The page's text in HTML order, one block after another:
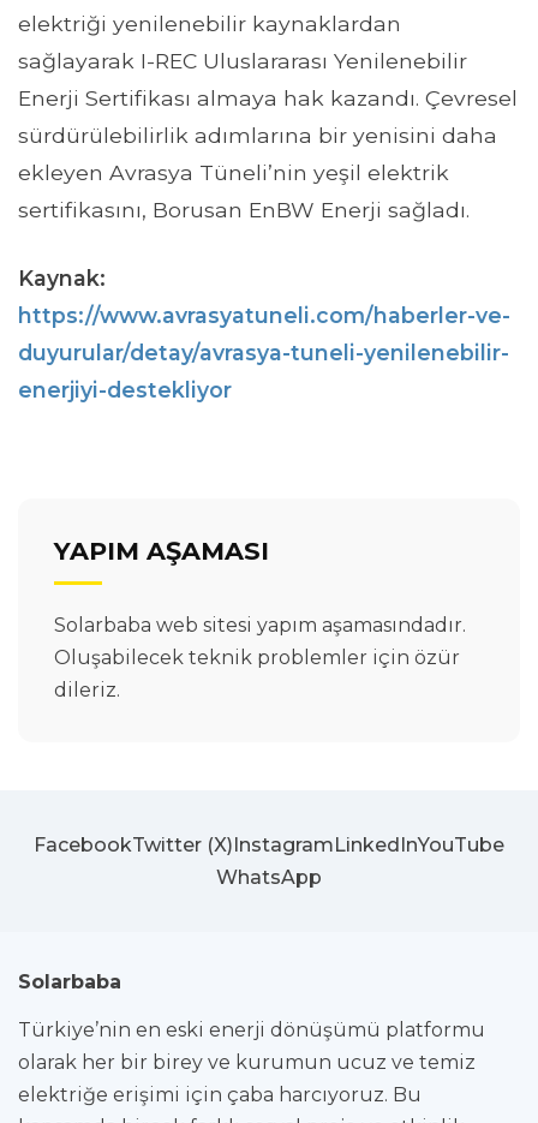
elektriği yenilenebilir kaynaklardan
sağlayarak I-REC Uluslararası Yenilenebilir
Enerji Sertifikası almaya hak kazandı. Çevresel
sürdürülebilirlik adımlarına bir yenisini daha
ekleyen Avrasya Tüneli’nin yeşil elektrik
sertifikasını, Borusan EnBW Enerji sağladı.
Kaynak:
https://www.avrasyatuneli.com/haberler-ve-
duyurular/detay/avrasya-tuneli-yenilenebilir-
enerjiyi-destekliyor
YAPIM AŞAMASI
Solarbaba web sitesi yapım aşamasındadır.
Oluşabilecek teknik problemler için özür
dileriz.
FacebookTwitter (X)InstagramLinkedInYouTube
WhatsApp
Solarbaba
Türkiye’nin en eski enerji dönüşümü platformu
olarak her bir birey ve kurumun ucuz ve temiz
elektriğe erişimi için çaba harcıyoruz. Bu